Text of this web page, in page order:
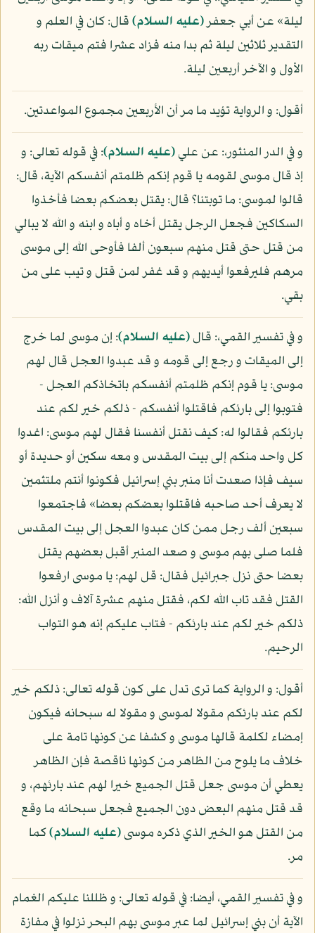
ليلة» عن أبي جعفر(عليه السلام)قال: كان في العلم و
التقدير ثلاثين ليلة ثم بدا منه فزاد عشرا فتم ميقات ربه
الأول و الآخر أربعين ليلة.
أقول: و الرواية تؤيد ما مر أن الأربعين مجموع المواعدتين.
و في الدر المنثور،: عن علي(عليه السلام): في قوله تعالى: و
إذ قال موسى لقومه يا قوم إنكم ظلمتم أنفسكم الآية، قال:
قالوا لموسى: ما توبتنا؟ قال: يقتل بعضكم بعضا فأخذوا
السكاكين فجعل الرجل يقتل أخاه و أباه و ابنه و الله لا يبالي
من قتل حتى قتل منهم سبعون ألفا فأوحى الله إلى موسى
مرهم فليرفعوا أيديهم و قد غفر لمن قتل و تيب على من
بقي.
و في تفسير القمي،: قال(عليه السلام): إن موسى لما خرج
إلى الميقات و رجع إلى قومه و قد عبدوا العجل قال لهم
موسى: يا قوم إنكم ظلمتم أنفسكم باتخاذكم العجل -
فتوبوا إلى بارئكم فاقتلوا أنفسكم - ذلكم خير لكم عند
بارئكم فقالوا له: كيف نقتل أنفسنا فقال لهم موسى: اغدوا
كل واحد منكم إلى بيت المقدس و معه سكين أو حديدة أو
سيف فإذا صعدت أنا منبر بني إسرائيل فكونوا أنتم ملتثمين
لا يعرف أحد صاحبه فاقتلوا بعضكم بعضا» فاجتمعوا
سبعين ألف رجل ممن كان عبدوا العجل إلى بيت المقدس
فلما صلى بهم موسى و صعد المنبر أقبل بعضهم يقتل
بعضا حتى نزل جبرائيل فقال: قل لهم: يا موسى ارفعوا
القتل فقد تاب الله لكم، فقتل منهم عشرة آلاف و أنزل الله:
ذلكم خير لكم عند بارئكم - فتاب عليكم إنه هو التواب
الرحيم.
أقول: و الرواية كما ترى تدل على كون قوله تعالى: ذلكم خير
لكم عند بارئكم مقولا لموسى و مقولا له سبحانه فيكون
إمضاء لكلمة قالها موسى و كشفا عن كونها تامة على
خلاف ما يلوح من الظاهر من كونها ناقصة فإن الظاهر
يعطي أن موسى جعل قتل الجميع خيرا لهم عند بارئهم، و
قد قتل منهم البعض دون الجميع فجعل سبحانه ما وقع
من القتل هو الخير الذي ذكره موسى(عليه السلام)كما
مر.
و في تفسير القمي، أيضا: في قوله تعالى: و ظللنا عليكم الغمام
الآية أن بني إسرائيل لما عبر موسى بهم البحر نزلوا في مفازة